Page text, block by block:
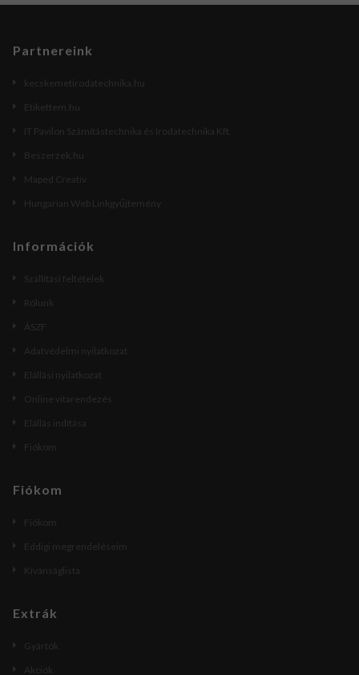
Partnereink
kecskemetirodatechnika.hu
Etikettem.hu
IT Pavilon Számítástechnika és Irodatechnika Kft.
Beszerzek.hu
Maped Creativ
Hungarian Web Linkgyűjtemény
Információk
Szállítási feltételek
Rólunk
ÁSZF
Adatvédelmi nyilatkozat
Elállási nyilatkozat
Online vitarendezés
Elállás indítása
Fiókom
Fiókom
Fiókom
Eddigi megrendeléseim
Kívánságlista
Extrák
Gyártók
Akciók